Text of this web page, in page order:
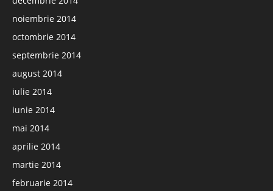
noiembrie 2014
octombrie 2014
septembrie 2014
august 2014
iulie 2014
iunie 2014
mai 2014
aprilie 2014
martie 2014
februarie 2014